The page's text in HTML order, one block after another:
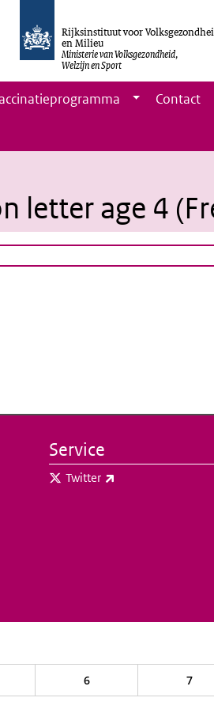
Rijksinstituut voor
en Milieu
Ministerie van Volksgezondheid,
Welzijn en Sport
Contact
letter age 4
Service
Twitter
6 7